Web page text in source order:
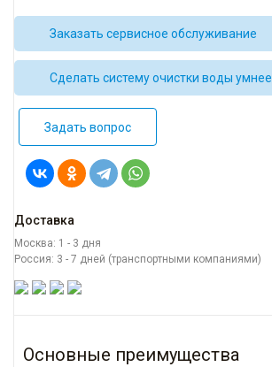
Заказать сервисное обслуживание
Сделать систему очистки воды умнее
Задать вопрос
Доставка
Москва: 1 - 3 дня
Россия: 3 - 7 дней (транспортными компаниями)
Основные преимущества